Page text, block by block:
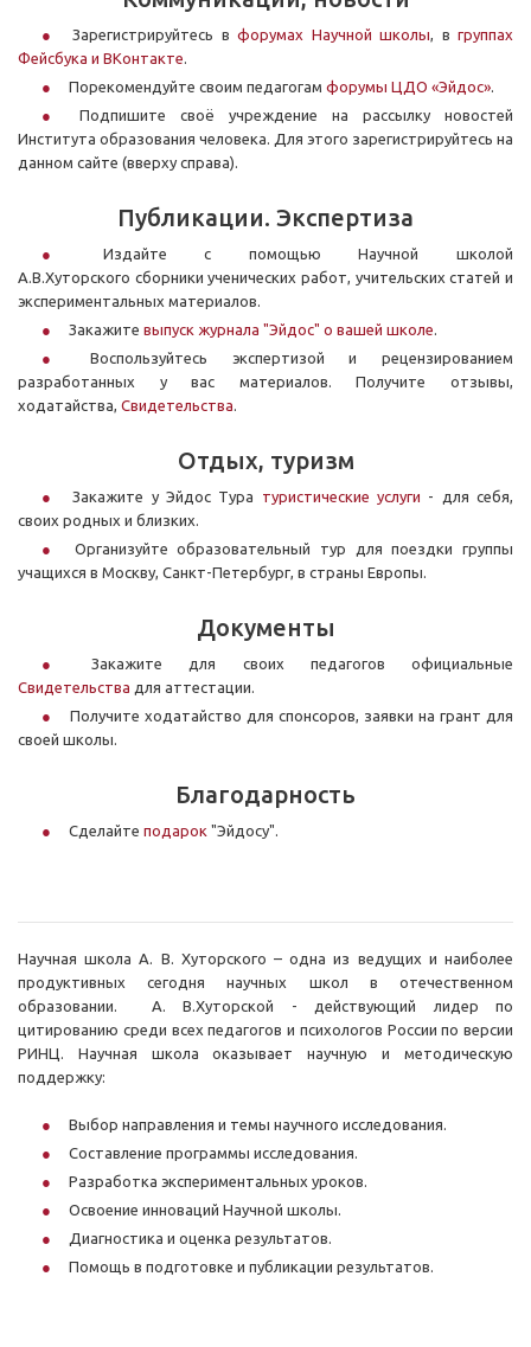
Зарегистрируйтесь вфорумах Научной школы, в группах
Фейсбука и ВКонтакте.
Порекомендуйте своим педагогам форумы ЦДО «Эйдос».
Подпишите своё учреждение на рассылку новостей
Института образования человека. Для этого зарегистрируйтесь на
данном сайте (вверху справа).
Публикации. Экспертиза
Издайте с помощью Научной школой
А.В.Хуторского сборники ученических работ, учительских статей и
экспериментальных материалов.
Закажите выпуск журнала "Эйдос" о вашей школе.
Воспользуйтесь экспертизой и рецензированием
разработанных у вас материалов. Получите отзывы,
ходатайства, Свидетельства.
Отдых, туризм
Закажите у Эйдос Тура туристические услуги - для себя,
своих родных и близких.
Организуйте образовательный тур для поездки группы
учащихся в Москву, Санкт-Петербург, в страны Европы.
Документы
Закажите для своих педагогов официальные
Свидетельства для аттестации.
Получите ходатайство для спонсоров, заявки на грант для
своей школы.
Благодарность
Сделайте подарок "Эйдосу".
Научная школа А. В. Хуторского – одна из ведущих и наиболее
продуктивных сегодня научных школ в отечественном
образовании. А. В.Хуторской - действующий лидер по
цитированию среди всех педагогов и психологов России по версии
РИНЦ. Научная школа оказывает научную и методическую
поддержку:
Выбор направления и темы научного исследования.
Составление программы исследования.
Разработка экспериментальных уроков.
Освоение инноваций Научной школы.
Диагностика и оценка результатов.
Помощь в подготовке и публикации результатов.